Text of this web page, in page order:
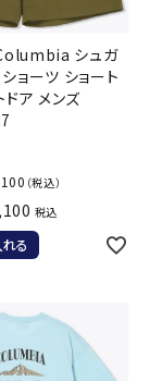
シュガ
ョーツ ショート
ドア メンズ
（税込）
税込
る